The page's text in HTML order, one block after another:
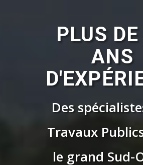
PLUS
ANS
Des
Travaux
le grand Sud-